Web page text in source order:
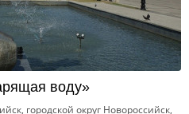
воду»
городской округ Новороссийск,